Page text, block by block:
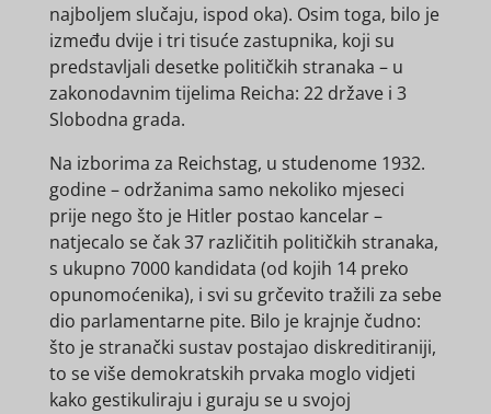
najboljem slučaju, ispod oka). Osim toga, bilo je
između dvije i tri tisuće zastupnika, koji su
predstavljali desetke političkih stranaka – u
zakonodavnim tijelima Reicha: 22 države i 3
Slobodna grada.
Na izborima za Reichstag, u studenome 1932.
godine – održanima samo nekoliko mjeseci
prije nego što je Hitler postao kancelar –
natjecalo se čak 37 različitih političkih stranaka,
s ukupno 7000 kandidata (od kojih 14 preko
opunomoćenika), i svi su grčevito tražili za sebe
dio parlamentarne pite. Bilo je krajnje čudno:
što je stranački sustav postajao diskreditiraniji,
to se više demokratskih prvaka moglo vidjeti
kako gestikuliraju i guraju se u svojoj